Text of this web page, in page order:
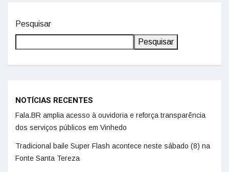
Pesquisar
Pesquisar
NOTÍCIAS RECENTES
Fala.BR amplia acesso à ouvidoria e reforça transparência
dos serviços públicos em Vinhedo
Tradicional baile Super Flash acontece neste sábado (8) na
Fonte Santa Tereza